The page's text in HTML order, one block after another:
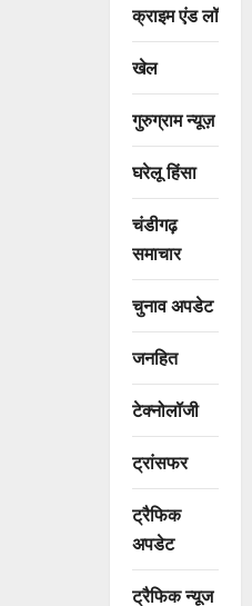
क्राइम एंड लॉ
खेल
गुरुग्राम न्यूज़
घरेलू हिंसा
चंडीगढ़
समाचार
चुनाव अपडेट
जनहित
टेक्नोलॉजी
ट्रांसफर
ट्रैफिक
अपडेट
ट्रैफिक न्यूज